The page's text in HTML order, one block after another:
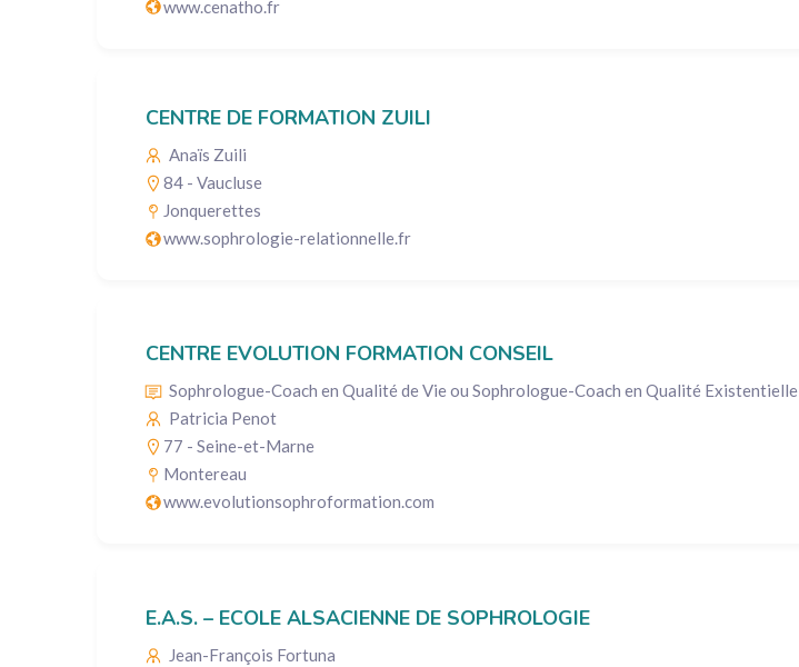
www.cenatho.fr
CENTRE DE FORMATION ZUILI
Anaïs Zuili
84 - Vaucluse
Jonquerettes
www.sophrologie-relationnelle.fr
CENTRE EVOLUTION FORMATION CONSEIL
Sophrologue-Coach en Qualité de Vie ou Sophrologue-Coach en Qualité Existentielle
Patricia Penot
77 - Seine-et-Marne
Montereau
www.evolutionsophroformation.com
E.A.S. – ECOLE ALSACIENNE DE SOPHROLOGIE
Jean-François Fortuna